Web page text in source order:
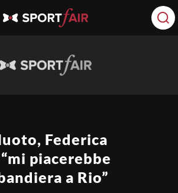
Federica
piacerebbe
a Rio”